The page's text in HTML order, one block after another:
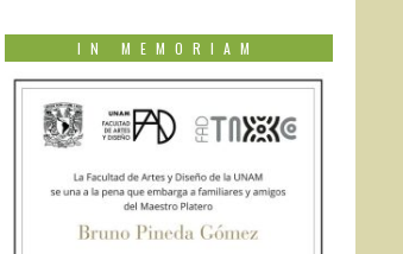
IN MEMORIAM